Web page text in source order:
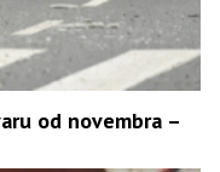
od novembra –